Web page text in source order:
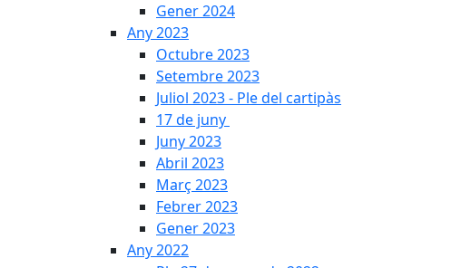
Gener 2024
Any 2023
Octubre 2023
Setembre 2023
Juliol 2023 - Ple del cartipàs
17 de juny
Juny 2023
Abril 2023
Març 2023
Febrer 2023
Gener 2023
Any 2022